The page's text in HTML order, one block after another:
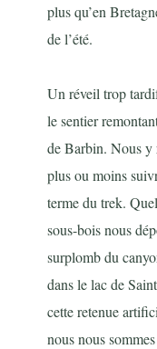
plus qu’en
de l’été.
Un réveil trop
le sentier
de Barbin. Nous y
plus ou moins
terme du trek.
sous-bois nous
surplomb du
dans le lac de
cette retenue
nous nous